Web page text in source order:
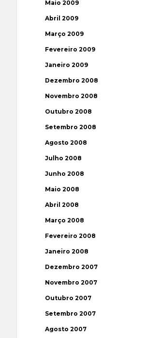
Maio 2009
Abril 2009
Março 2009
Fevereiro 2009
Janeiro 2009
Dezembro 2008
Novembro 2008
Outubro 2008
Setembro 2008
Agosto 2008
Julho 2008
Junho 2008
Maio 2008
Abril 2008
Março 2008
Fevereiro 2008
Janeiro 2008
Dezembro 2007
Novembro 2007
Outubro 2007
Setembro 2007
Agosto 2007